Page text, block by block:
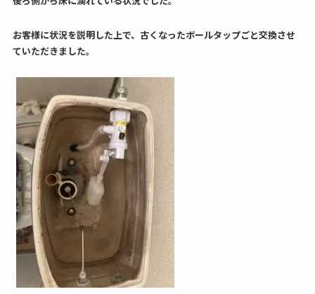
お客様に状況を説明した上で、古くなったボールタップごと交換させ
ていただきました。